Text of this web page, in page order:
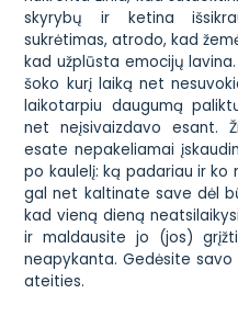
skyrybų ir ketina
sukrėtimas, atrodo, kad
kad užplūsta emocijų
šoko kurį laiką net
laikotarpiu daugumą
net neįsivaizdavo esant.
esate nepakeliamai
po kaulelį: ką padariau ir
gal net kaltinate save dėl
kad vieną dieną
ir maldausite jo (jos)
neapykanta. Gedėsite
ateities.